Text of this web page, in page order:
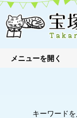
キーワード